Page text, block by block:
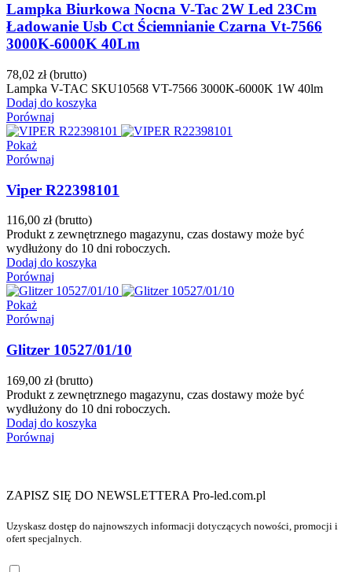
Lampka Biurkowa Nocna V-Tac 2W Led 23Cm
Ładowanie Usb Cct Ściemnianie Czarna Vt-7566
3000K-6000K 40Lm
78,02 zł (brutto)
Lampka V-TAC SKU10568 VT-7566 3000K-6000K 1W 40lm
Dodaj do koszyka
Porównaj
Pokaż
Porównaj
Viper R22398101
116,00 zł (brutto)
Produkt z zewnętrznego magazynu, czas dostawy może być
wydłużony do 10 dni roboczych.
Dodaj do koszyka
Porównaj
Pokaż
Porównaj
Glitzer 10527/01/10
169,00 zł (brutto)
Produkt z zewnętrznego magazynu, czas dostawy może być
wydłużony do 10 dni roboczych.
Dodaj do koszyka
Porównaj
ZAPISZ SIĘ DO NEWSLETTERA Pro-led.com.pl
Uzyskasz dostęp do najnowszych informacji dotyczących nowości, promocji i
ofert specjalnych.